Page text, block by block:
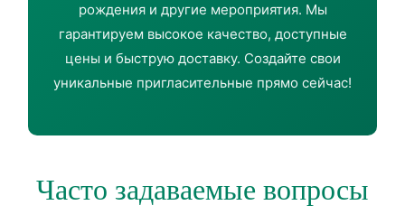
рождения и другие мероприятия. Мы
гарантируем высокое качество, доступные
цены и быструю доставку. Создайте свои
уникальные пригласительные прямо сейчас!
Часто задаваемые вопросы